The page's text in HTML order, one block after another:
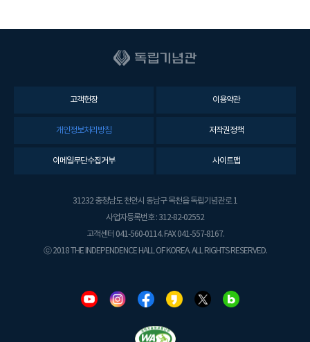
고객헌장 이용약관
개인정보처리방침 저작권정책
이메일무단수집거부 사이트맵
31232 충청남도 천안시 동남구 목천읍 독립기념관로 1
사업자등록번호 : 312-82-02552
고객센터 041-560-0114. FAX 041-557-8167.
ⓒ 2018 THE INDEPENDENCE HALL OF KOREA. ALL RIGHTS RESERVED.